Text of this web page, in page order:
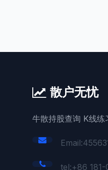
散户无忧
牛散持股查询 K线练
tel:+86